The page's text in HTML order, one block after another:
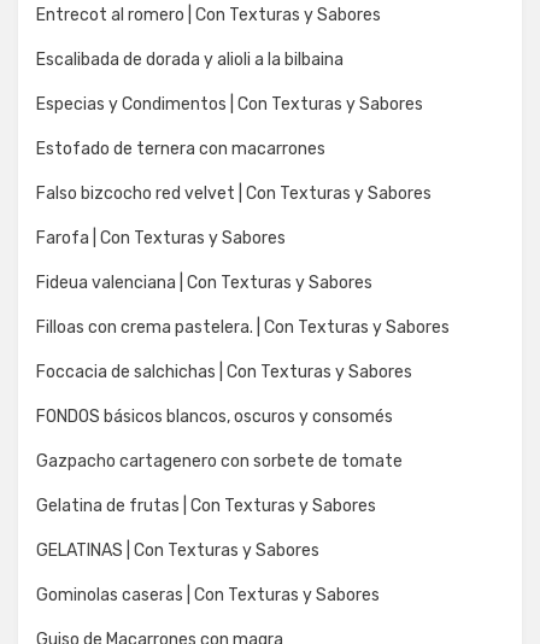
Entrecot al romero | Con Texturas y Sabores
Escalibada de dorada y alioli a la bilbaina
Especias y Condimentos | Con Texturas y Sabores
Estofado de ternera con macarrones
Falso bizcocho red velvet | Con Texturas y Sabores
Farofa | Con Texturas y Sabores
Fideua valenciana | Con Texturas y Sabores
Filloas con crema pastelera. | Con Texturas y Sabores
Foccacia de salchichas | Con Texturas y Sabores
FONDOS básicos blancos, oscuros y consomés
Gazpacho cartagenero con sorbete de tomate
Gelatina de frutas | Con Texturas y Sabores
GELATINAS | Con Texturas y Sabores
Gominolas caseras | Con Texturas y Sabores
Guiso de Macarrones con magra